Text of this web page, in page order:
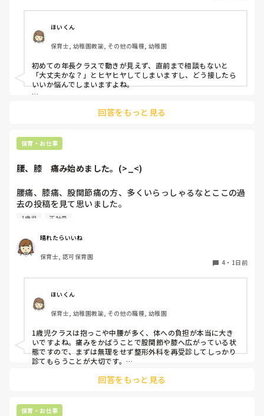
よほど自分に聞きづらいのか、聞く必要性さえ感じないの
か、もうよくわからないです。
対応にも悩みます。
ほいくん
保育士, 幼稚園教諭, その他の職種, 幼稚園
初めての年長クラスで動きが見えず、直前まで相談もないと
「大丈夫かな？」とヒヤヒヤしてしまいますし、どう接したら
いいか悩んでしまいますよね。
「こんなこと聞いたら迷惑かな」と抱え込んでいるケースがと
待つスタイルから一歩踏み出して、リーダー側から「〇〇の
件、どこまで進んだ？」「困ってることない？」と具体的に声
てしまうと、後輩も質問しやすくなりますよ。一人で抱え込ま
ず、声をかけやすい雰囲気作りから試してみてくださいね。
回答をもっと見る
保育・お仕事
腰、膝　痛み始めました。(>_<)
腰痛、膝痛、股関節痛の方、多くいらっしゃるなとここの過
去の投稿を見て思いました。
という私も、２週間前、初めて腰痛になりました。
右腰が痛くて、起き上がれない。
ようやく立てたら、しゃがめない。
驚きました。
通院して、コルセット、湿布、痛み止め、電気などで１週間
乗り切ったら
週末には、左が痛みだし、これも痛み止めや湿布で抑えて仕
事をしていたら、
床から支えなしに立ち上がりにくくなり、痛みが走ります。
自転車通勤ですが、それも、膝や太ももに痛みが来始めまし
1歳児 正社員
晴れたらいいね
保育士, 認可保育園
4 ・ 1日前
ほいくん
保育士, 幼稚園教諭, その他の職種, 幼稚園
1歳児クラスは抱っこや中腰が多く、体への負担が本当に大き
いですよね。痛みをかばうことで股関節や膝へ広がっている状
態ですので、まずは無理をせず整形外科を再受診してしっかり
診てもらうことが大切です。
用したり、抱っこや重い作業は周囲の先生に相談して頼むよう
回答をもっと見る
保育・お仕事